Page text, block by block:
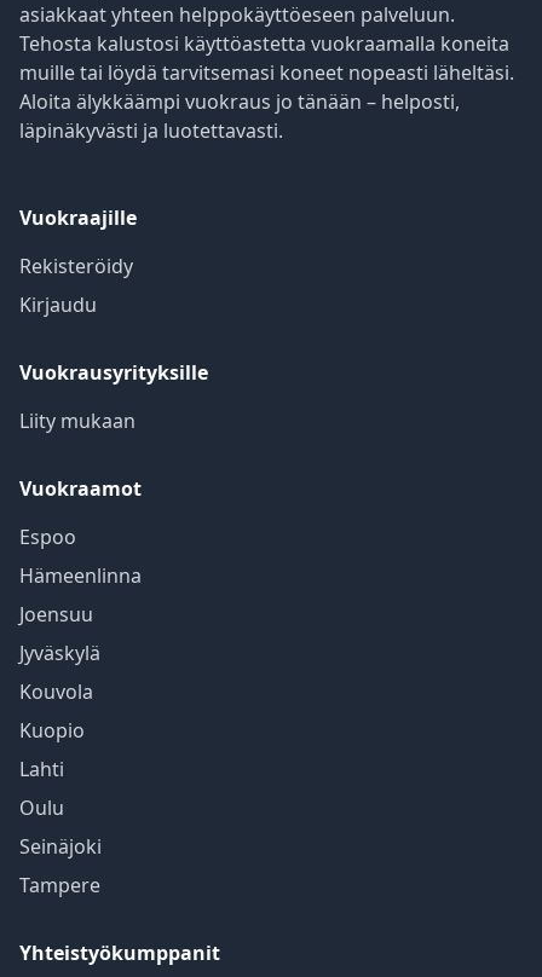
asiakkaat yhteen helppokäyttöeseen palveluun.
Tehosta kalustosi käyttöastetta vuokraamalla koneita
muille tai löydä tarvitsemasi koneet nopeasti läheltäsi.
Aloita älykkäämpi vuokraus jo tänään – helposti,
läpinäkyvästi ja luotettavasti.
Vuokraajille
Rekisteröidy
Kirjaudu
Vuokrausyrityksille
Liity mukaan
Vuokraamot
Espoo
Hämeenlinna
Joensuu
Jyväskylä
Kouvola
Kuopio
Lahti
Oulu
Seinäjoki
Tampere
Yhteistyökumppanit